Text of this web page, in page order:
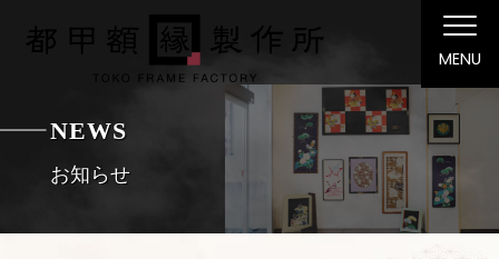
MENU
NEWS
お知らせ